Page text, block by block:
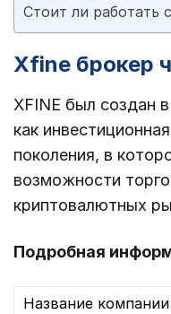
Стоит ли работать
Xfine брокер
XFINE был создан
как
поколения, в
возможности
криптовалютных
Подробная
Название компании